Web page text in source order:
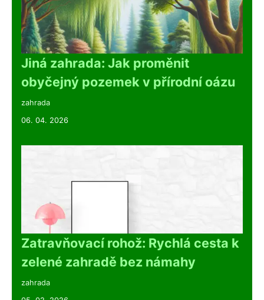
Jiná zahrada: Jak proměnit
obyčejný pozemek v přírodní oázu
zahrada
06. 04. 2026
Zatravňovací rohož: Rychlá cesta k
zelené zahradě bez námahy
zahrada